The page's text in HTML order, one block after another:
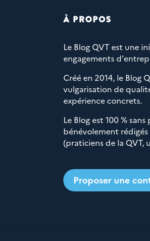
À PROPOS
Le Blog QVT est une
engagements
Créé en 2014, le Blog
vulgarisation de
expérience concrets.
Le Blog est 100 %
bénévolement
(praticiens de la QVT,
Proposer une